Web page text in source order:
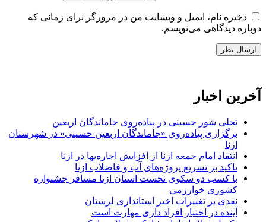
ذخیره نام، ایمیل و وبسایت من در مرورگر برای زمانی که
دوباره دیدگاهی می‌نویسم.
آخرین اخبار
تجلی شور حسینی در پیاده‌روی جاماندگان اربعین
برگزاری پیاده‌روی «جاماندگان اربعین حسینی» در شهرستان
ازنا
انتقاد امام جمعه ازنا از افزایش اجاره‌بها در ازنا
تاکید بر تسریع پروژه‌های آب و فاضلاب ازنا
با کسب دو سکوی نخست استان ازنا مسافر جشنواره
کشوری خوارزمی
نقدی بر تغییرات اخیر استانداری لرستان
آینده در اختیار افراد داری مهارت است